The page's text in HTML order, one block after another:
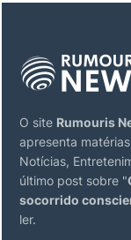
O site Rumouris
apresenta
Notícias,
último post sobre "
socorrido
ler.